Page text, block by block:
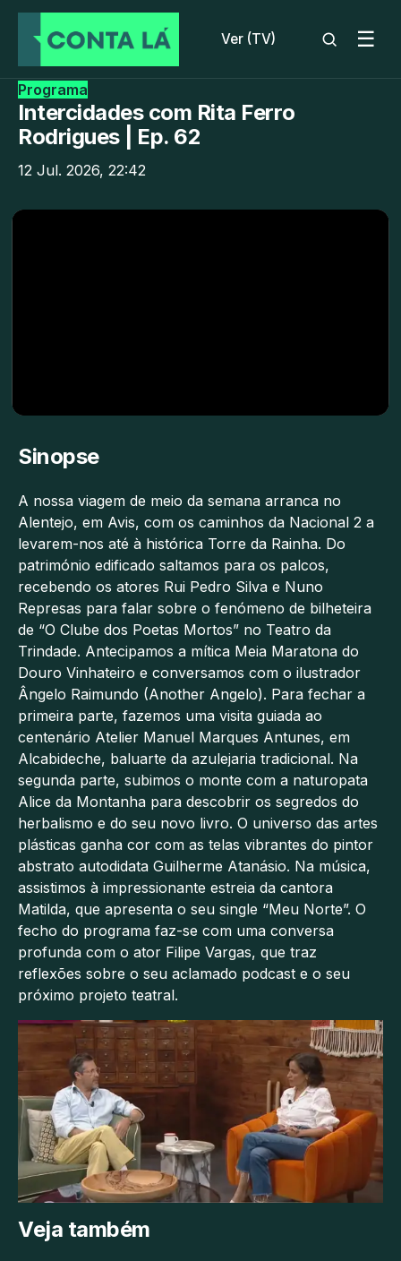
Ver (TV) ☰
Programa
Intercidades com Rita Ferro
Rodrigues | Ep. 62
12 Jul. 2026, 22:42
Sinopse
A nossa viagem de meio da semana arranca no
Alentejo, em Avis, com os caminhos da Nacional 2 a
levarem-nos até à histórica Torre da Rainha. Do
património edificado saltamos para os palcos,
recebendo os atores Rui Pedro Silva e Nuno
Represas para falar sobre o fenómeno de bilheteira
de “O Clube dos Poetas Mortos” no Teatro da
Trindade. Antecipamos a mítica Meia Maratona do
Douro Vinhateiro e conversamos com o ilustrador
Ângelo Raimundo (Another Angelo). Para fechar a
primeira parte, fazemos uma visita guiada ao
centenário Atelier Manuel Marques Antunes, em
Alcabideche, baluarte da azulejaria tradicional. Na
segunda parte, subimos o monte com a naturopata
Alice da Montanha para descobrir os segredos do
herbalismo e do seu novo livro. O universo das artes
plásticas ganha cor com as telas vibrantes do pintor
abstrato autodidata Guilherme Atanásio. Na música,
assistimos à impressionante estreia da cantora
Matilda, que apresenta o seu single “Meu Norte”. O
fecho do programa faz-se com uma conversa
profunda com o ator Filipe Vargas, que traz
reflexões sobre o seu aclamado podcast e o seu
próximo projeto teatral.
Veja também